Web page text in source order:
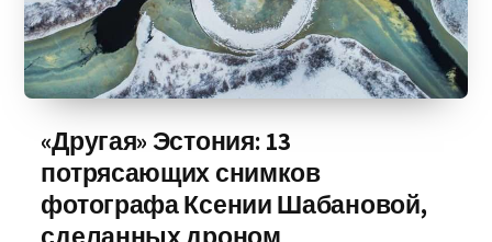
«Другая» Эстония: 13
потрясающих снимков
фотографа Ксении Шабановой,